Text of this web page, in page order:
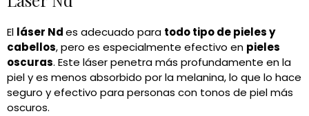
El láser Ndes adecuado para todo tipo de pieles y
cabellos, pero es especialmente efectivo en pieles
oscuras. Este láser penetra más profundamente en la
piel y es menos absorbido por la melanina, lo que lo hace
seguro y efectivo para personas con tonos de piel más
oscuros.